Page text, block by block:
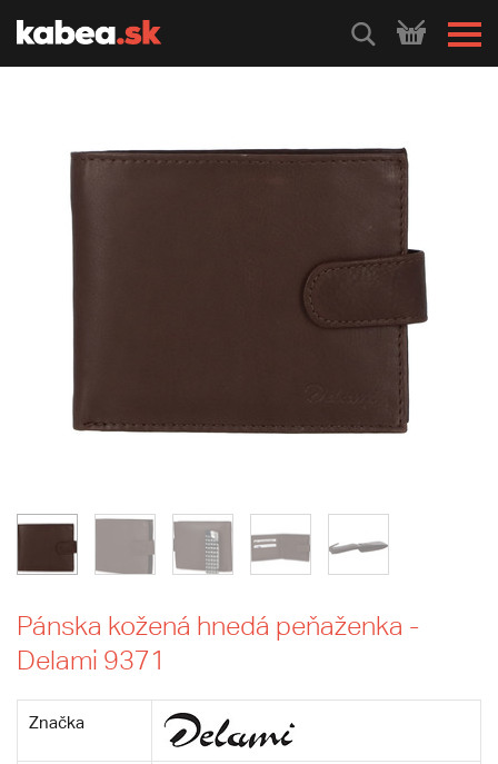
HLEDEJ
Pánska kožená hnedá peňaženka -
Delami 9371
Značka